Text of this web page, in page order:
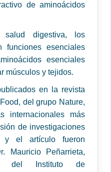
de aminoácidos
digestiva, los
funciones esenciales
esenciales
músculos y tejidos.
en la revista
del grupo Nature,
internacionales más
de investigaciones
y el artículo fueron
Mauricio Peñarrieta,
del Instituto de